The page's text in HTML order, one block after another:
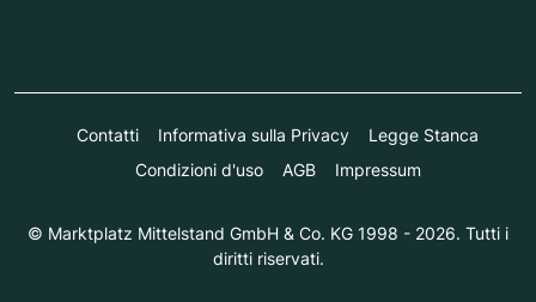
Contatti Informativa sulla Privacy
Legge Stanca
Condizioni d'uso
AGB Impressum
© Marktplatz Mittelstand GmbH & Co. KG 1998 - 2026. Tutti i
diritti riservati.